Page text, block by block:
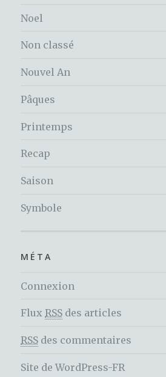
Noel
Non classé
Nouvel An
Pâques
Printemps
Recap
Saison
Symbole
MÉTA
Connexion
Flux RSS des articles
RSS des commentaires
Site de WordPress-FR